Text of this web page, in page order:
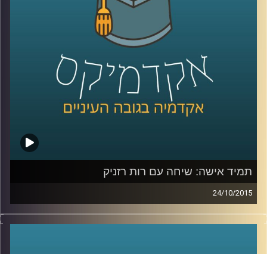
יודעים למה? על יצירתיות וההזדמנות המופלאה
להיות בצורות נוספות מחוץ לממד המוחשי
קרדיט תמונות: AudioVersity
תמיד אישה: שיחה עם רות רזניק
24/10/2015
רות רזניק, מייסדת ויושבת ראש עמותת לא